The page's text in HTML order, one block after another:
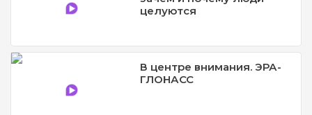
целуются
В центре внимания. ЭРА-
ГЛОНАСС